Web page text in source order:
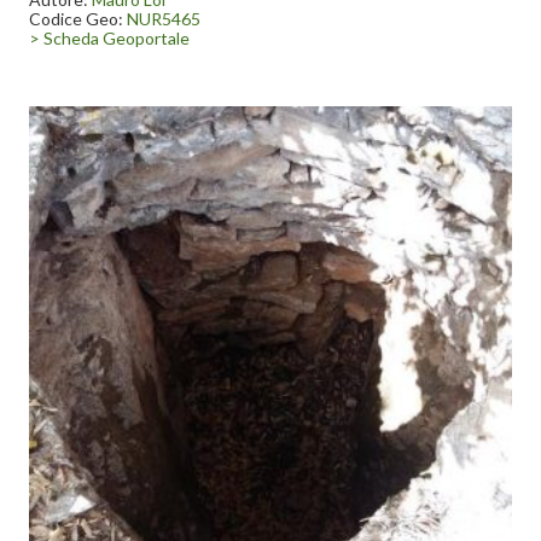
Taquisara.
Il villaggio si trova sulla cresta di uno dei tacchi, in contatto
visivo con il più noto sito di Serbissi e con la valle dove sorge il
numerose grotte naturali.
Come arrivare: arrivando da Gairo, si raggiunge la frazione di
Taquisara. Appena entrati nell’abitato si gira a destra e si
seguono i cartelli per Perdaliana. Dopo due km circa si
parcheggia l’auto e si prende il sentiero che si inerpica verso i
tacchi (ben segnalato e molto panoramico).
Lungo il sentiero si incontrano anche dei tassi secolari e la zona
denominata “Sa Tumba”, dove in passato furono ritrovate ossa
umane risalenti ad epoche passate. secondo alcuni resti
derivanti dall’antico rito della morte sacrificale degli anziani e de
“Sa Babaieca” (la roccia omonima è situata pochi km più a valle). Il
sentiero non è semplice, visto il dislivello, ma ben tenuto.
Quando andarci: meglio in primavera o d’estate, ma buona
occasione per visitare questi luoghi (e per calarsi nella cucina,
l’artigianato e le tradizioni gairesi, nonché per visitare Gairo
Vecchio) può essere l’evento “Primavera in Ogliastra” del 10 e
11 giugno.
Codice Geo: NUR5465
> Scheda Geoportale